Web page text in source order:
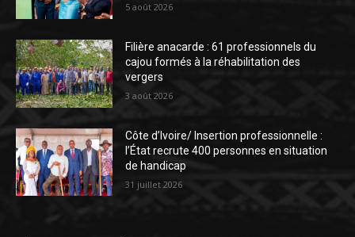
5 août 2026
Filière anacarde : 61 professionnels du
cajou formés à la réhabilitation des
vergers
3 août 2026
Côte d’Ivoire/ Insertion professionnelle :
l’État recrute 400 personnes en situation
de handicap
31 juillet 2026